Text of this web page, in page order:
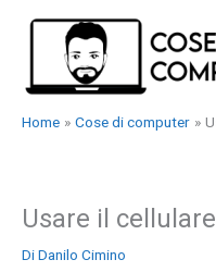
Home Cose di computer
Usare il
DiDanilo Cimino